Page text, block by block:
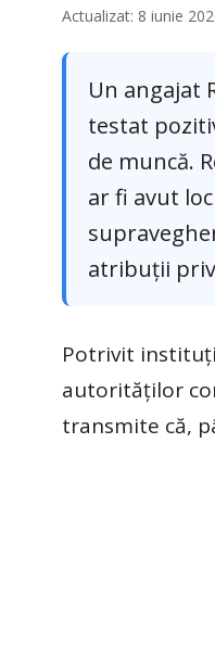
Actualizat: 8 iunie
Un angajat
testat
de muncă.
ar fi avut
atribuții
Potrivit
autorităților
transmite că,